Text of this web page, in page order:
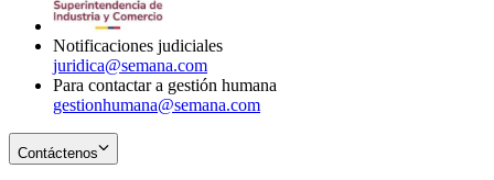
Notificaciones judiciales
juridica@semana.com
Para contactar a gestión humana
gestionhumana@semana.com
Contáctenos